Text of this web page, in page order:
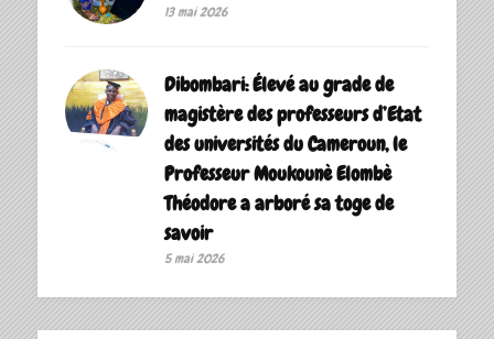
13 mai 2026
Dibombari: Élevé au grade de
magistère des professeurs d’Etat
des universités du Cameroun, le
Professeur Moukounè Elombè
Théodore a arboré sa toge de
savoir ‎
5 mai 2026